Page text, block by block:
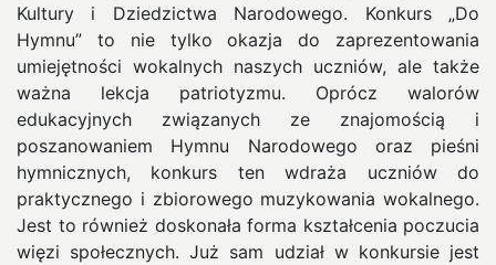
Kultury i Dziedzictwa Narodowego. Konkurs „Do
Hymnu” to nie tylko okazja do zaprezentowania
umiejętności wokalnych naszych uczniów, ale także
ważna lekcja patriotyzmu. Oprócz walorów
edukacyjnych związanych ze znajomością i
poszanowaniem Hymnu Narodowego oraz pieśni
hymnicznych, konkurs ten wdraża uczniów do
praktycznego i zbiorowego muzykowania wokalnego.
Jest to również doskonała forma kształcenia poczucia
więzi społecznych. Już sam udział w konkursie jest